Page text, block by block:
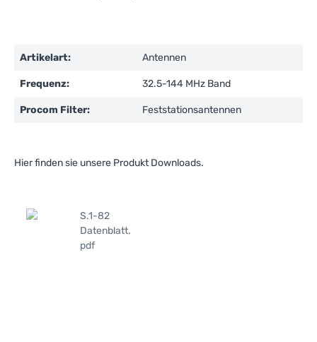
Artikelart: Antennen
Frequenz: 32.5-144 MHz Band
Procom Filter: Feststationsantennen
Hier finden sie unsere Produkt Downloads.
S.1-82
Datenblatt.
pdf